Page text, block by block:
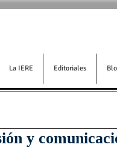
La IERE Editoriales
y